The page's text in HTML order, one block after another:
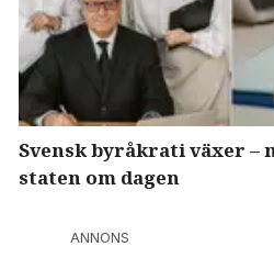
Svensk byråkrati växer –
staten om dagen
ANNONS